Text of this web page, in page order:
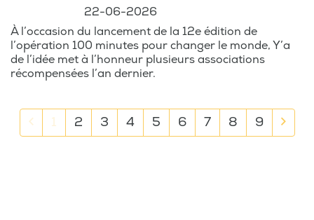
22-06-2026
À l’occasion du lancement de la 12e édition de
l’opération 100 minutes pour changer le monde, Y’a
de l’idée met à l’honneur plusieurs associations
récompensées l’an dernier.
Previous
1 2 3 4 5 6 7 8 9 Next